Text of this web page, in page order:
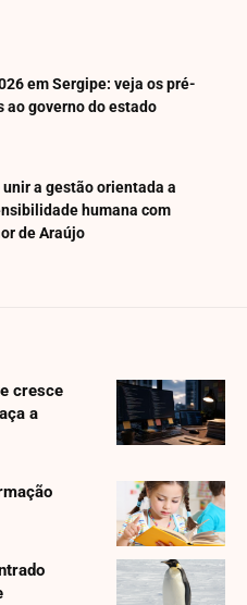
em Sergipe: veja os pré-
ao governo do estado
unir a gestão orientada a
humana com
de Araújo
cresce
a